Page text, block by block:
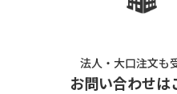
法人・大口注文も
お問い合わせは